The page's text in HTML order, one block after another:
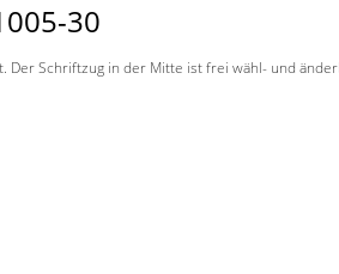
30
Schriftzug in der Mitte ist frei wähl- und